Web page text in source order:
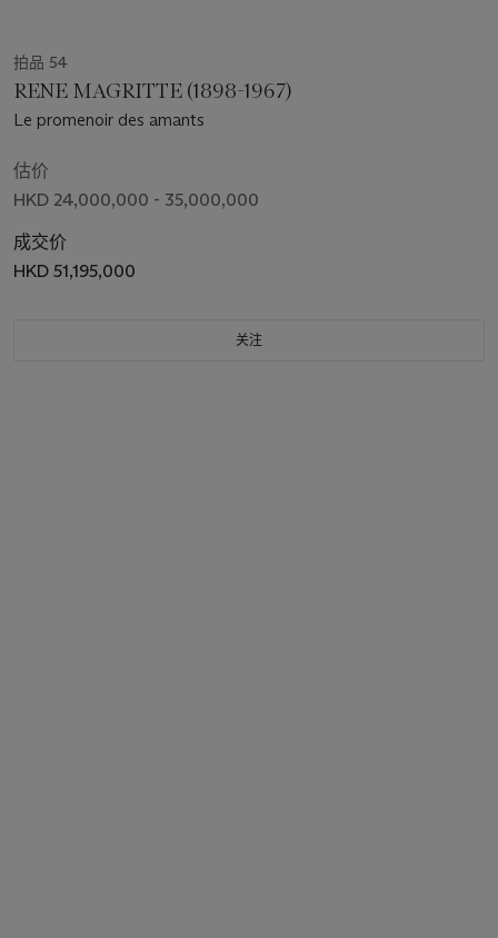
拍品 54
RENE MAGRITTE (1898-1967)
Le promenoir des amants
估价
HKD 24,000,000 - 35,000,000
成交价
HKD 51,195,000
关注